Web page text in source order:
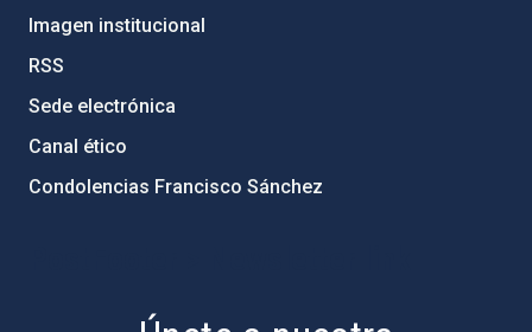
Imagen institucional
RSS
Sede electrónica
Canal ético
Condolencias Francisco Sánchez